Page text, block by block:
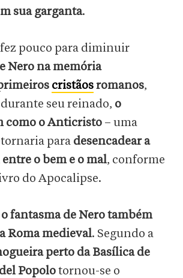
sua garganta.
pouco para diminuir
Nero na memória
cristãosromanos,
seu reinado, o
como o Anticristo – uma
para desencadear a
o bem e o mal, conforme
do Apocalipse.
o fantasma de Nero também
Roma medieval. Segundo a
perto da Basílica de
Popolotornou-se o